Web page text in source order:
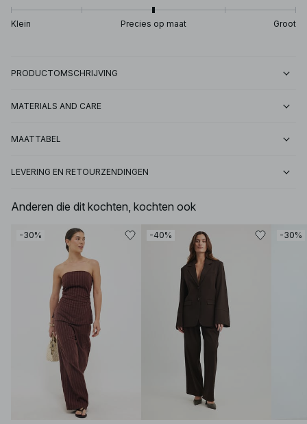
Klein Precies op maat Groot
PRODUCTOMSCHRIJVING
MATERIALS AND CARE
MAATTABEL
LEVERING EN RETOURZENDINGEN
Anderen die dit kochten, kochten ook
-30% -40% -30%